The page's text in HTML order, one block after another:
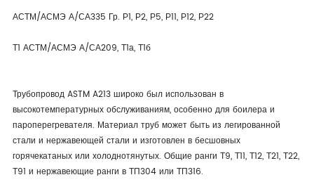
АСТМ/АСМЭ А/СА335 Гр. Р1, Р2, Р5, Р11, Р12, Р22
Т1 АСТМ/АСМЭ А/СА209, Т1а, Т1б
Трубопровод ASTM A213 широко был использован в
высокотемпературных обслуживаниям, особенно для боилера и
пароперегревателя. Материал труб может быть из легированной
стали и нержавеющей стали и изготовлен в бесшовных
горячекатаных или холоднотянутых. Общие ранги Т9, Т11, Т12, Т21, Т22,
Т91 и нержавеющие ранги в ТП304 или ТП316.